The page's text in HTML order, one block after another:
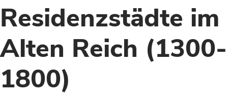
Residenzstädte im
Alten Reich (1300-
1800)